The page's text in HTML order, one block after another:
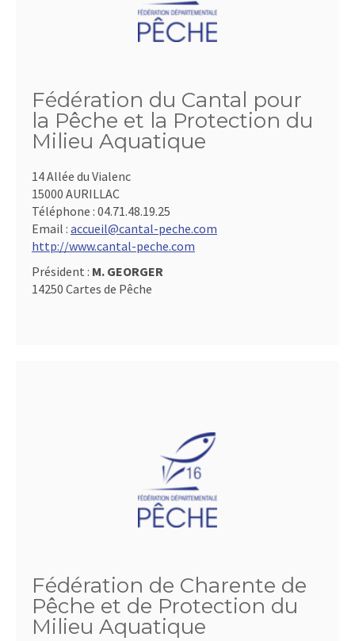
Fédération du Cantal pour
la Pêche et la Protection du
Milieu Aquatique
14 Allée du Vialenc
15000 AURILLAC
Téléphone : 04.71.48.19.25
Email : accueil@cantal-peche.com
http://www.cantal-peche.com
Président : M. GEORGER
14250 Cartes de Pêche
Fédération de Charente de
Pêche et de Protection du
Milieu Aquatique